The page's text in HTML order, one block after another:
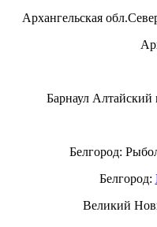
Архангельская
Барнаул Алтайский
Белгород:
Белгород:
Великий